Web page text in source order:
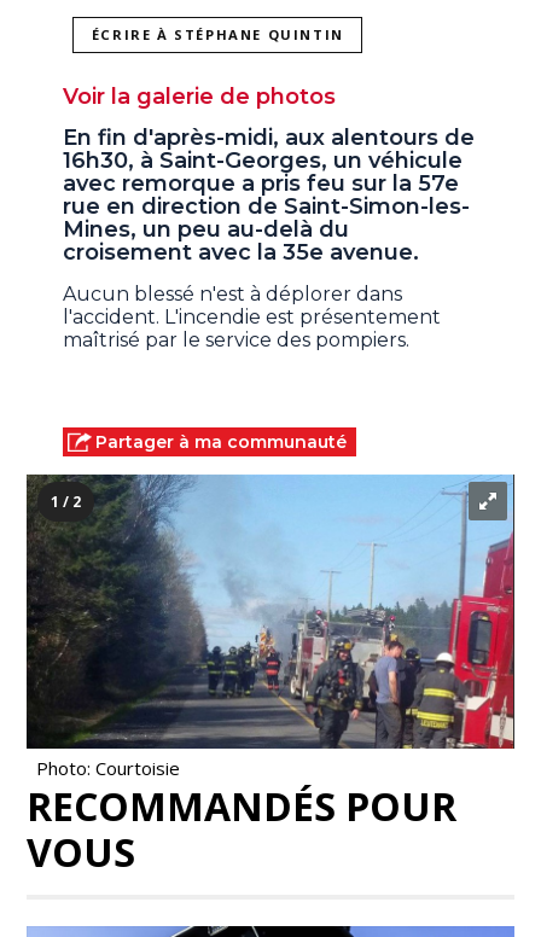
ÉCRIRE À STÉPHANE QUINTIN
Voir la galerie de photos
En fin d'après-midi, aux alentours de
16h30, à Saint-Georges, un véhicule
avec remorque a pris feu sur la 57e
rue en direction de Saint-Simon-les-
Mines, un peu au-delà du
croisement avec la 35e avenue.
Aucun blessé n'est à déplorer dans
l'accident. L'incendie est présentement
maîtrisé par le service des pompiers.
Partager à ma communauté
1 / 2
Photo: Courtoisie
RECOMMANDÉS POUR
VOUS